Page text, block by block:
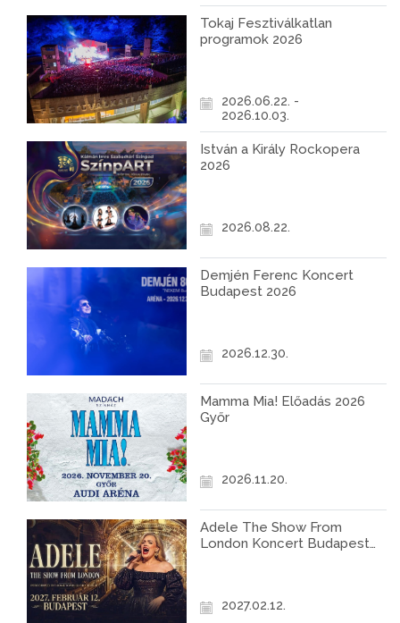
Tokaj Fesztiválkatlan
programok 2026
2026.06.22. -
2026.10.03.
István a Király Rockopera
2026
2026.08.22.
Demjén Ferenc Koncert
Budapest 2026
2026.12.30.
Mamma Mia! Előadás 2026
Győr
2026.11.20.
Adele The Show From
London Koncert Budapest
2027.02.12.